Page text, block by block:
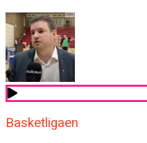
Basketligaen